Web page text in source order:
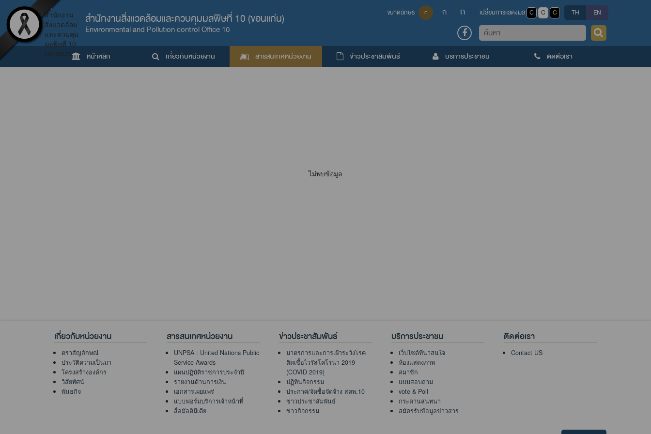
สำนักงานสิ่งแวดล้อมและควบคุมมลพิษที่ 10 (ขอนแก่น)
Environmental and Pollution control Office 10
ขนาดอักษร ก ก ก เปลี่ยนการแสดงผล C C C TH EN
ค้นหา
หน้าหลัก เกี่ยวกับหน่วยงาน สารสนเทศหน่วยงาน ข่าวประชาสัมพันธ์ บริการประชาชน ติดต่อเรา
ไม่พบข้อมูล
เกี่ยวกับหน่วยงาน
ตราสัญลักษณ์
ประวัติความเป็นมา
โครงสร้างองค์กร
วิสัยทัศน์
พันธกิจ
สารสนเทศหน่วยงาน
UNPSA : United Nations Public
Service Awards
แผนปฏิบัติราชการประจำปี
รายงานด้านการเงิน
เอกสารเผยแพร่
แบบฟอร์มบริการเจ้าหน้าที่
สื่อมัลติมีเดีย
ข่าวประชาสัมพันธ์
มาตรการและการเฝ้าระวังโรค
ติดเชื้อไวรัสโคโรนา 2019
(COVID 2019)
ปฏิทินกิจกรรม
ประกาศ/จัดซื้อจัดจ้าง สคพ.10
ข่าวประชาสัมพันธ์
ข่าวกิจกรรม
บริการประชาชน
เว็บไซต์ที่น่าสนใจ
ห้องแสดงภาพ
สมาชิก
แบบสอบถาม
vote & Poll
กระดานสนทนา
สมัครรับข้อมูลข่าวสาร
ติดต่อเรา
Contact US